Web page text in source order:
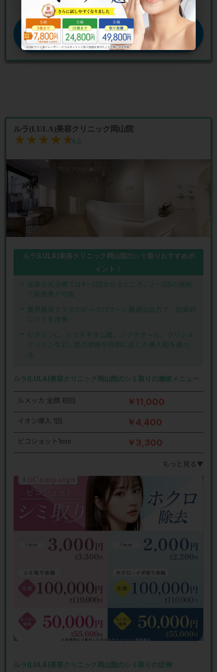
公式サイトを見る
ルラ(LULA)美容クリニック岡山院
★★★★★
★★★★★4.8
ルラ(LULA)美容クリニック岡山院のシミ取りおすすめポ
イント！
従来の光治療では4～5回かかるところ、2～3回の施術
で肌改善が可能
業界最高クラスのピークパワーと最適な出力で、効果的
にシミを改善
ビタミンC、トラネキサム酸、バクチオール、グリシル
グリシンなど、肌の状態や目的に応じた導入剤を選べ
る
ルラ(LULA)美容クリニック岡山院のシミ取りの施術メニュー
ルメッカ 全顔 初回 ￥11,000
イオン導入 1回 ￥4,400
ピコショット1mm ￥3,300
もっと見る▼
ルラ(LULA)美容クリニック岡山院のシミ取りの症例